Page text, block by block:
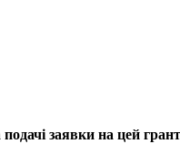
заявки на цей грант